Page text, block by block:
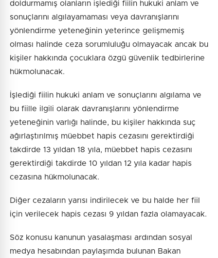
doldurmamış olanların işlediği fiilin hukuki anlam ve
sonuçlarını algılayamaması veya davranışlarını
yönlendirme yeteneğinin yeterince gelişmemiş
olması halinde ceza sorumluluğu olmayacak ancak bu
kişiler hakkında çocuklara özgü güvenlik tedbirlerine
hükmolunacak.
İşlediği fiilin hukuki anlam ve sonuçlarını algılama ve
bu fiille ilgili olarak davranışlarını yönlendirme
yeteneğinin varlığı halinde, bu kişiler hakkında suç
ağırlaştırılmış müebbet hapis cezasını gerektirdiği
takdirde 13 yıldan 18 yıla, müebbet hapis cezasını
gerektirdiği takdirde 10 yıldan 12 yıla kadar hapis
cezasına hükmolunacak.
Diğer cezaların yarısı indirilecek ve bu halde her fiil
için verilecek hapis cezası 9 yıldan fazla olamayacak.
Söz konusu kanunun yasalaşması ardından sosyal
medya hesabından paylaşımda bulunan Bakan